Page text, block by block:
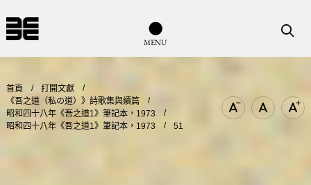
導覽列按鈕
MENU
搜尋
首頁
打開文獻
《吾之道（私の道）》詩歌集與續篇
昭和四十八年《吾之道1》筆記本，1973
昭和四十八年《吾之道1》筆記本，1973
51
文字尺寸縮小
文字尺寸
文